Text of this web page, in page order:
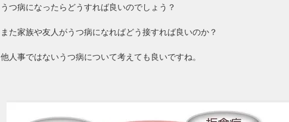
うつ病になったらどうすれば良いのでしょう？
また家族や友人がうつ病になればどう接すれば良いのか？
他人事ではないうつ病について考えても良いですね。